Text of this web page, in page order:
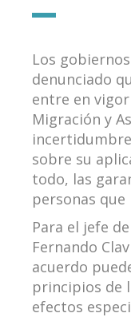
Los
denunciado
entre en
Migración y
sobre su
todo, las
personas que
Para el jefe
Fernando
acuerdo
principios de
efectos